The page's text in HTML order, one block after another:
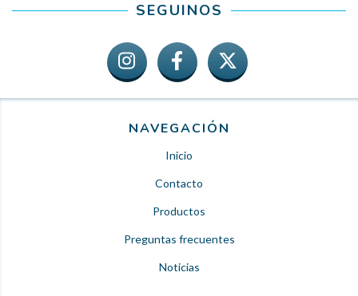
SEGUINOS
NAVEGACIÓN
Inicio
Contacto
Productos
Preguntas frecuentes
Noticias